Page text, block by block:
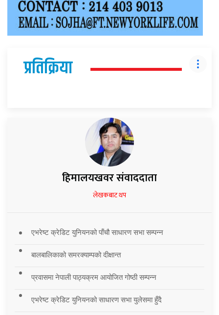
प्रतिक्रिया
हिमालयखवर संवाददाता
लेखकबाट थप
एभरेष्ट क्रेडिट युनियनको पाँचौ साधारण सभा सम्पन्न
बालबालिकाको समरक्याम्पको दीक्षान्त
प्रवासमा नेपाली पाठ्यक्रम आयोजित गोष्ठी सम्पन्न
एभरेष्ट क्रेडिट युनियनको साधारण सभा युलेसमा हुँदै